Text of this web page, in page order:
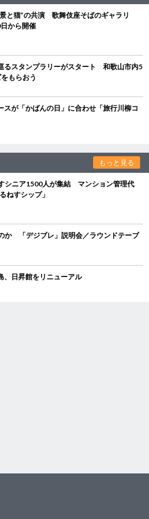
と猫”の共演 歌舞伎座そばのギャラリ
から開催
るスタンプラリーがスタート 和歌山市内5
もらおう
が「かばんの日」に合わせ「旅行川柳コ
もっと見る
シニア1500人が集結 マンション管理代
ねすシップ」
か 「デジブレ」説明会／ラウンドテーブ
日昇館をリニューアル